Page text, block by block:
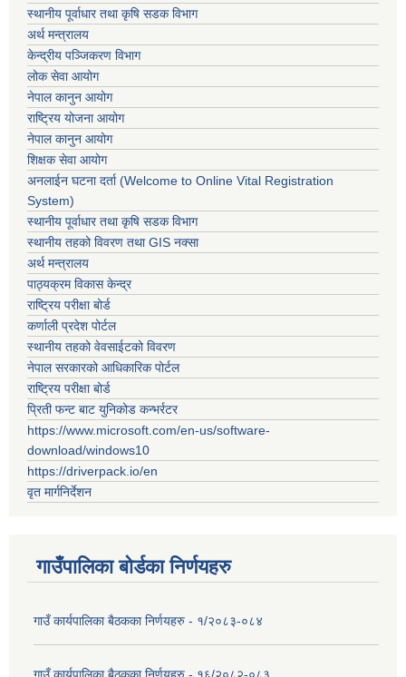
स्थानीय पूर्वाधार तथा कृषि सडक विभाग
अर्थ मन्त्रालय
केन्द्रीय पञ्जिकरण विभाग
लोक सेवा आयोग
नेपाल कानुन आयोग
राष्ट्रिय योजना आयोग
नेपाल कानुन आयोग
शिक्षक सेवा आयोग
अनलाईन घटना दर्ता (Welcome to Online Vital Registration
System)
स्थानीय पूर्वाधार तथा कृषि सडक विभाग
स्थानीय तहको विवरण तथा GIS नक्सा
अर्थ मन्त्रालय
पाठ्यक्रम विकास केन्द्र
राष्ट्रिय परीक्षा बोर्ड
कर्णाली प्रदेश पोर्टल
स्थानीय तहको वेवसाईटको विवरण
नेपाल सरकारको आधिकारिक पोर्टल
राष्ट्रिय परीक्षा बोर्ड
प्रिती फन्ट बाट युनिकोड कन्भर्रटर
https://www.microsoft.com/en-us/software-
download/windows10
https://driverpack.io/en
वृत मार्गनिर्देशन
गाउँपालिका बोर्डका निर्णयहरु
गाउँ कार्यपालिका बैठकका निर्णयहरु - १/२०८३-०८४